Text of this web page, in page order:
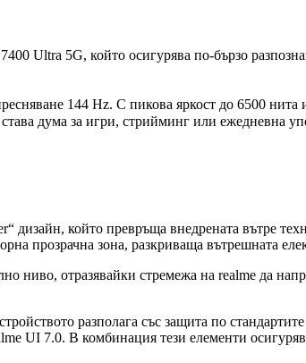
Ultra 5G, който осигурява по-бързо
144 Hz. С пикова яркост до 6500
дума за игри, стрийминг или ежедневна
който превръща внедрената вътре
прозрачна зона, разкриваща вътрешната
ниво, отразявайки стремежа на realme да
разполага със защита по
UI 7.0. В комбинация тези елементи